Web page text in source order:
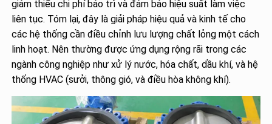
giảm thiểu chi phí bảo trì và đảm bảo hiệu suất làm việc
liên tục. Tóm lại, đây là giải pháp hiệu quả và kinh tế cho
các hệ thống cần điều chỉnh lưu lượng chất lỏng một cách
linh hoạt. Nên thường được ứng dụng rộng rãi trong các
ngành công nghiệp như xử lý nước, hóa chất, dầu khí, và hệ
thống HVAC (sưởi, thông gió, và điều hòa không khí).